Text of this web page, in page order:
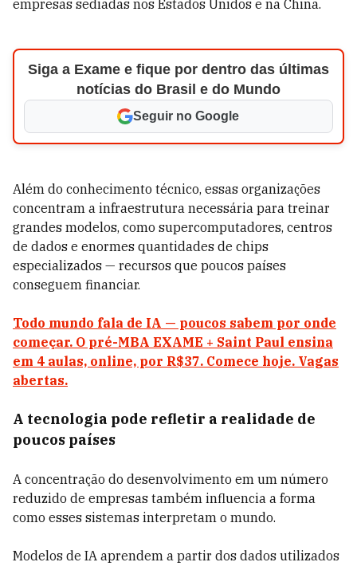
empresas sediadas nos Estados Unidos e na China.
Siga a Exame e fique por dentro das últimas
notícias do Brasil e do Mundo
Seguir no Google
Além do conhecimento técnico, essas organizações
concentram a infraestrutura necessária para treinar
grandes modelos, como supercomputadores, centros
de dados e enormes quantidades de chips
especializados — recursos que poucos países
conseguem financiar.
Todo mundo fala de IA — poucos sabem por onde
começar. O pré-MBA EXAME + Saint Paul ensina
em 4 aulas, online, por R$37. Comece hoje. Vagas
abertas.
A tecnologia pode refletir a realidade de
poucos países
A concentração do desenvolvimento em um número
reduzido de empresas também influencia a forma
como esses sistemas interpretam o mundo.
Modelos de IA aprendem a partir dos dados utilizados